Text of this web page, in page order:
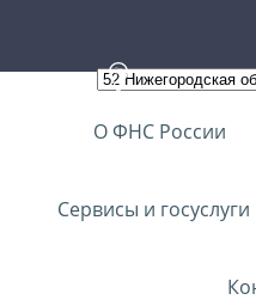
О ФНС России
Сервисы и госуслуги